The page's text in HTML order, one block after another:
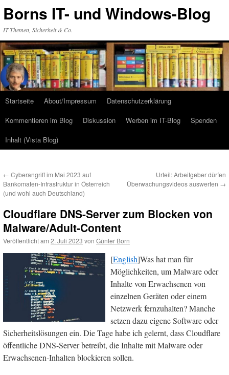
Inhalt
Borns IT- und Windows-Blog
IT-Themen, Sicherheit & Co.
Startseite About/Impressum
Datenschutzerklärung
Kommentieren im Blog
Diskussion Werben im IT-Blog
Spenden
Inhalt (Vista Blog)
← Cyberangriff im Mai 2023 auf
Bankomaten-Infrastruktur in Österreich
(und wohl auch Deutschland)
Urteil: Arbeitgeber dürfen
Überwachungsvideos auswerten →
Cloudflare DNS-Server zum Blocken von
Malware/Adult-Content
Veröffentlicht am 2. Juli 2023 von Günter Born
[English]Was hat man für
Möglichkeiten, um Malware oder
Inhalte von Erwachsenen von
einzelnen Geräten oder einem
Netzwerk fernzuhalten? Manche
setzen dazu eigene Software oder
Sicherheitslösungen ein. Die Tage habe ich gelernt, dass Cloudflare
öffentliche DNS-Server betreibt, die Inhalte mit Malware oder
Erwachsenen-Inhalten blockieren sollen.